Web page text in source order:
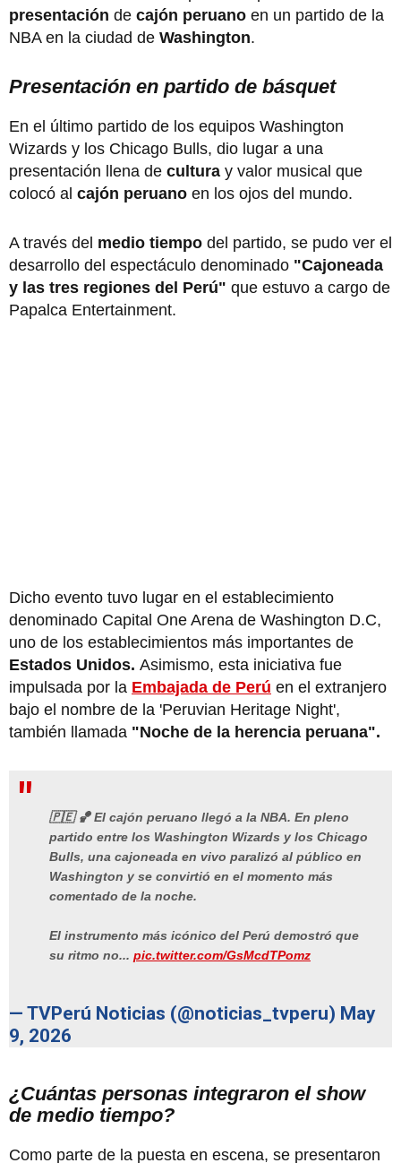
presentación de cajón peruano en un partido de la
NBA en la ciudad de Washington.
Presentación en partido de básquet
En el último partido de los equipos Washington
Wizards y los Chicago Bulls, dio lugar a una
presentación llena de cultura y valor musical que
colocó al cajón peruano en los ojos del mundo.
A través del medio tiempo del partido, se pudo ver el
desarrollo del espectáculo denominado "Cajoneada
y las tres regiones del Perú" que estuvo a cargo de
Papalca Entertainment.
Dicho evento tuvo lugar en el establecimiento
denominado Capital One Arena de Washington D.C,
uno de los establecimientos más importantes de
Estados Unidos. Asimismo, esta iniciativa fue
impulsada por la Embajada de Perú en el extranjero
bajo el nombre de la 'Peruvian Heritage Night',
también llamada "Noche de la herencia peruana".
🇵🇪 🏀 El cajón peruano llegó a la NBA. En pleno
partido entre los Washington Wizards y los Chicago
Bulls, una cajoneada en vivo paralizó al público en
Washington y se convirtió en el momento más
comentado de la noche.
El instrumento más icónico del Perú demostró que
su ritmo no... pic.twitter.com/GsMcdTPomz
— TVPerú Noticias (@noticias_tvperu) May
9, 2026
¿Cuántas personas integraron el show
de medio tiempo?
Como parte de la puesta en escena, se presentaron